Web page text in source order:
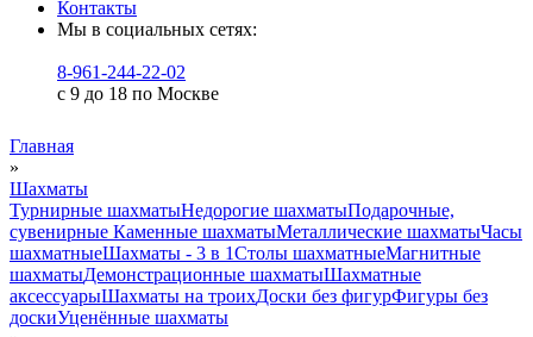
Контакты
Мы в социальных сетях:
8-961-244-22-02
с 9 до 18 по Москве
Главная
»
Шахматы
Турнирные шахматыНедорогие шахматыПодарочные,
сувенирные Каменные шахматыМеталлические шахматыЧасы
шахматныеШахматы - 3 в 1Столы шахматныеМагнитные
шахматыДемонстрационные шахматыШахматные
аксессуарыШахматы на троихДоски без фигурФигуры без
доскиУценённые шахматы